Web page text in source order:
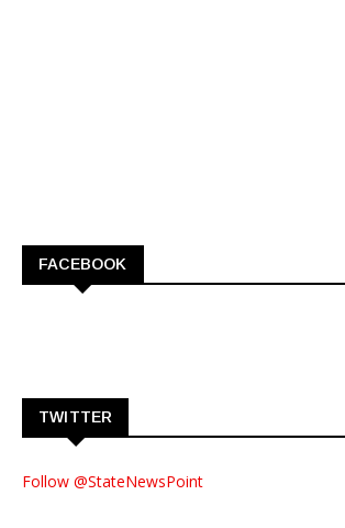
FACEBOOK
TWITTER
Follow @StateNewsPoint